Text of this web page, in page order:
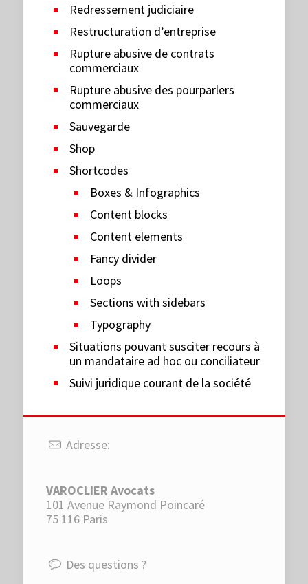
Redressement judiciaire
Restructuration d’entreprise
Rupture abusive de contrats
commerciaux
Rupture abusive des pourparlers
commerciaux
Sauvegarde
Shop
Shortcodes
Boxes & Infographics
Content blocks
Content elements
Fancy divider
Loops
Sections with sidebars
Typography
Situations pouvant susciter recours à
un mandataire ad hoc ou conciliateur
Suivi juridique courant de la société
Adresse:
VAROCLIER Avocats
101 Avenue Raymond Poincaré
75 116 Paris
Des questions ?